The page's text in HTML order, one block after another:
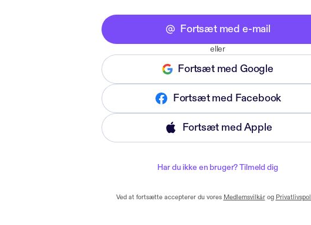
Fortsæt med e-mail
eller
Fortsæt med Google
Fortsæt med Facebook
Fortsæt med Apple
Har du ikke en bruger? Tilmeld dig
Ved at fortsætte accepterer du vores Medlemsvilkår og